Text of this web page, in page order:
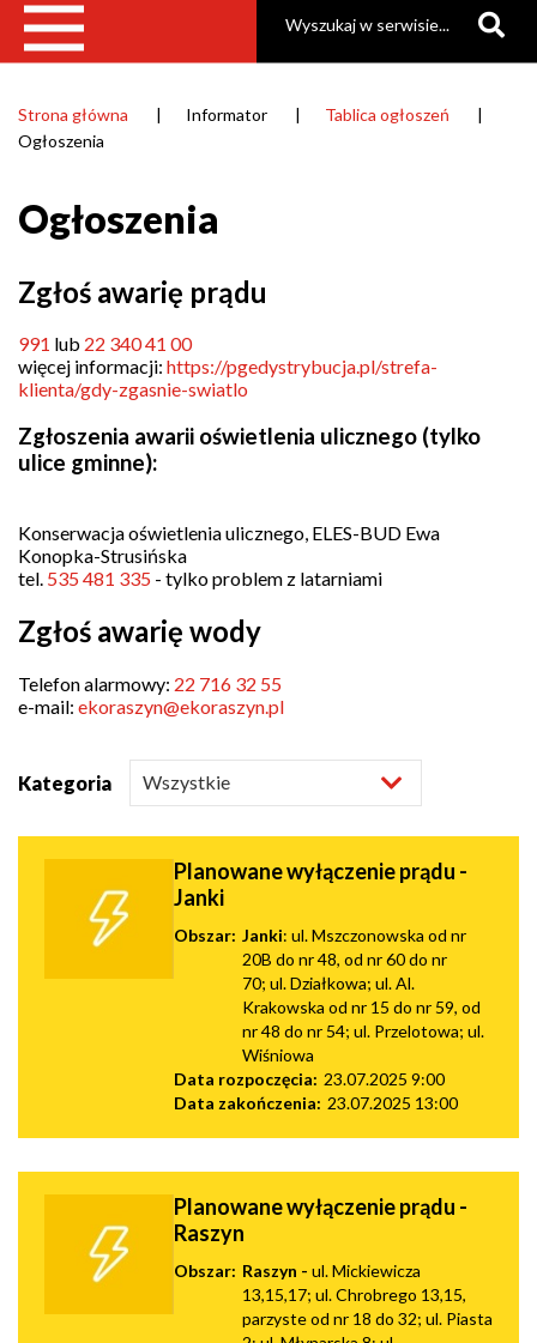
Ścieżka
Strona główna Informator
Tablica ogłoszeń
Ogłoszenia
Ogłoszenia
Zgłoś awarię prądu
991 lub 22 340 41 00
więcej informacji: https://pgedystrybucja.pl/strefa-
klienta/gdy-zgasnie-swiatlo
Zgłoszenia awarii oświetlenia ulicznego (tylko
ulice gminne):
Konserwacja oświetlenia ulicznego, ELES-BUD Ewa
Konopka-Strusińska
tel. 535 481 335 - tylko problem z latarniami
Zgłoś awarię wody
Telefon alarmowy: 22 716 32 55
e-mail: ekoraszyn@ekoraszyn.pl
Kategoria
Planowane wyłączenie prądu -
Janki
Obszar: Janki: ul. Mszczonowska od nr
20B do nr 48, od nr 60 do nr
70; ul. Działkowa; ul. Al.
Krakowska od nr 15 do nr 59, od
nr 48 do nr 54; ul. Przelotowa; ul.
Wiśniowa
Data rozpoczęcia: 23.07.2025 9:00
Data zakończenia: 23.07.2025 13:00
Planowane wyłączenie prądu -
Raszyn
Obszar: Raszyn - ul. Mickiewicza
13,15,17; ul. Chrobrego 13,15,
parzyste od nr 18 do 32; ul. Piasta